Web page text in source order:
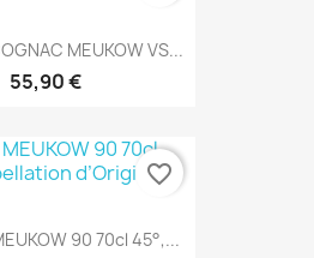
MEUKOW VS...
55,90 €
90 70cl 45°,...
favorite_border